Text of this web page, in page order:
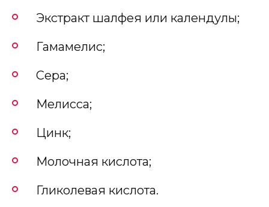
Экстракт шалфея или календулы;
Гамамелис;
Сера;
Мелисса;
Цинк;
Молочная кислота;
Гликолевая кислота.